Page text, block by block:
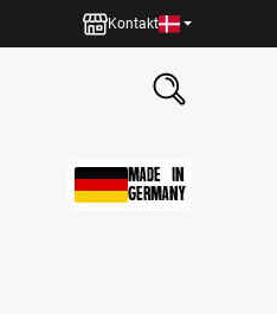
Kontakt
MADE IN
GERMANY